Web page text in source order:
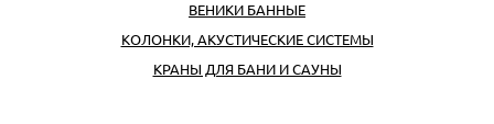
ВЕНИКИ БАННЫЕ
КОЛОНКИ, АКУСТИЧЕСКИЕ СИСТЕМЫ
КРАНЫ ДЛЯ БАНИ И САУНЫ